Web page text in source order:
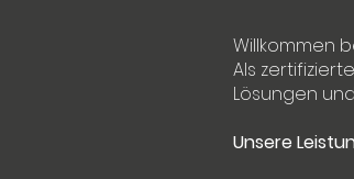
Willkommen
Als
Lösungen
Unsere